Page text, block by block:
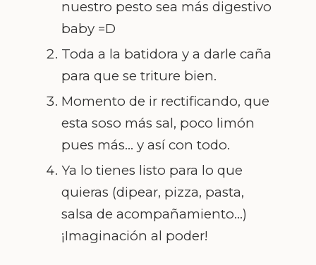
nuestro pesto sea más digestivo
baby =D
Toda a la batidora y a darle caña
para que se triture bien.
Momento de ir rectificando, que
esta soso más sal, poco limón
pues más... y así con todo.
Ya lo tienes listo para lo que
quieras (dipear, pizza, pasta,
salsa de acompañamiento...)
¡Imaginación al poder!